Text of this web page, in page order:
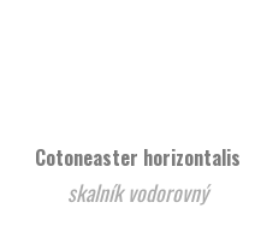
Cotoneaster horizontalis
skalník vodorovný